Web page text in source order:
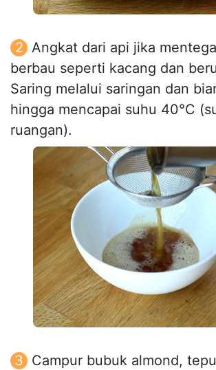
Angkat dari api jika
berbau seperti kacang dan
Saring melalui saringan dan
hingga mencapai suhu 40°C
ruangan).
Campur bubuk almond,